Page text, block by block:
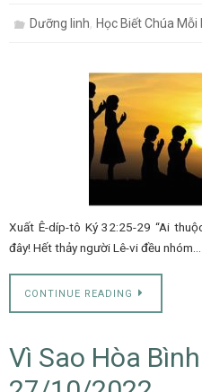
Dưỡng linh,Học Biết Chúa Mỗi
Xuất Ê-díp-tô Ký 32:25-29 “Ai
đây! Hết thảy người Lê-vi đều nhóm…
CONTINUE READING
Vì Sao Hòa